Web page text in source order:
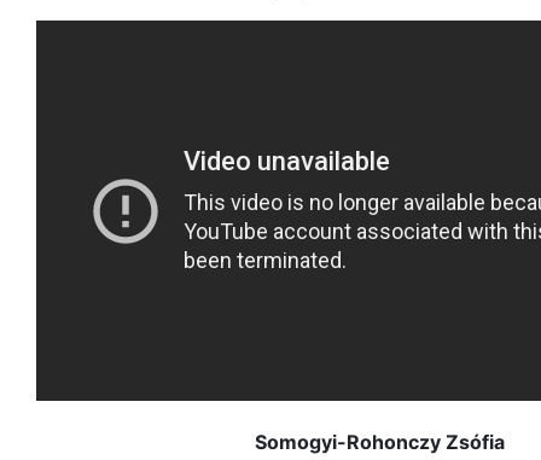
Somogyi-Rohonczy Zsófia